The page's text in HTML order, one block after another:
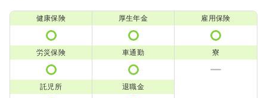
健康保険 厚生年金 雇用保険
労災保険 車通勤 寮
託児所 退職金